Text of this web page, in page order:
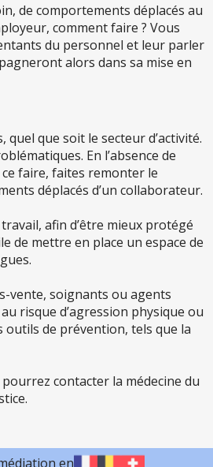
de comportements déplacés au
comment faire ? Vous
du personnel et leur parler
alors dans sa mise en
que soit le secteur d’activité.
En l’absence de
faire, faites remonter le
déplacés d’un collaborateur.
afin d’être mieux protégé
de mettre en place un espace de
vente, soignants ou agents
risque d’agression physique ou
outils de prévention, tels que la
contacter la médecine du
en